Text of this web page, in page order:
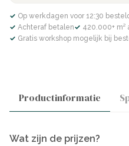
Productinformatie
Wat zijn de prijzen?
✓ Op werkdagen voor 12:30
✓ Achteraf betalen
✓ 420.000+
✓ Gratis workshop mogelijk bij